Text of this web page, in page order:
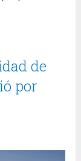
de
por